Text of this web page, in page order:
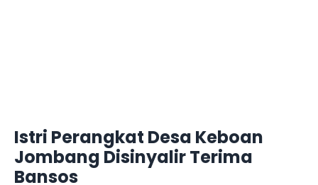
Istri Perangkat Desa Keboan
Jombang Disinyalir Terima
Bansos